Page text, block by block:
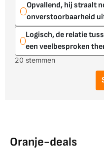
Opvallend, hij straalt
onverstoorbaarheid
Logisch, de relatie
een veelbesproken
20 stemmen
Oranje-deals